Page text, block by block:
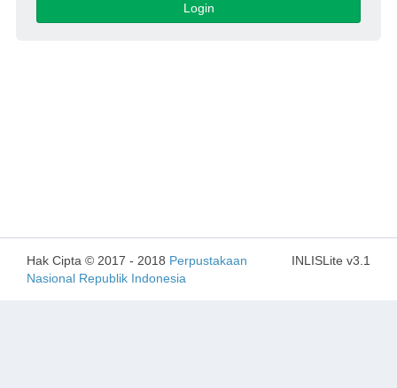
Login
INLISLite v3.1
Hak Cipta © 2017 - 2018 Perpustakaan
Nasional Republik Indonesia